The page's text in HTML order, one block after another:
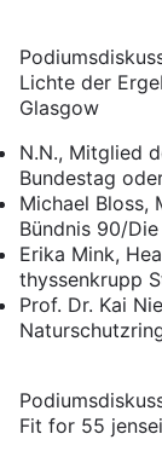
Lichte der
Glasgow
N.N., Mitglied
Bundestag
Michael Bloss,
Bündnis 90/
Erika Mink,
thyssenkrupp
Prof. Dr. Kai
Fit for 55